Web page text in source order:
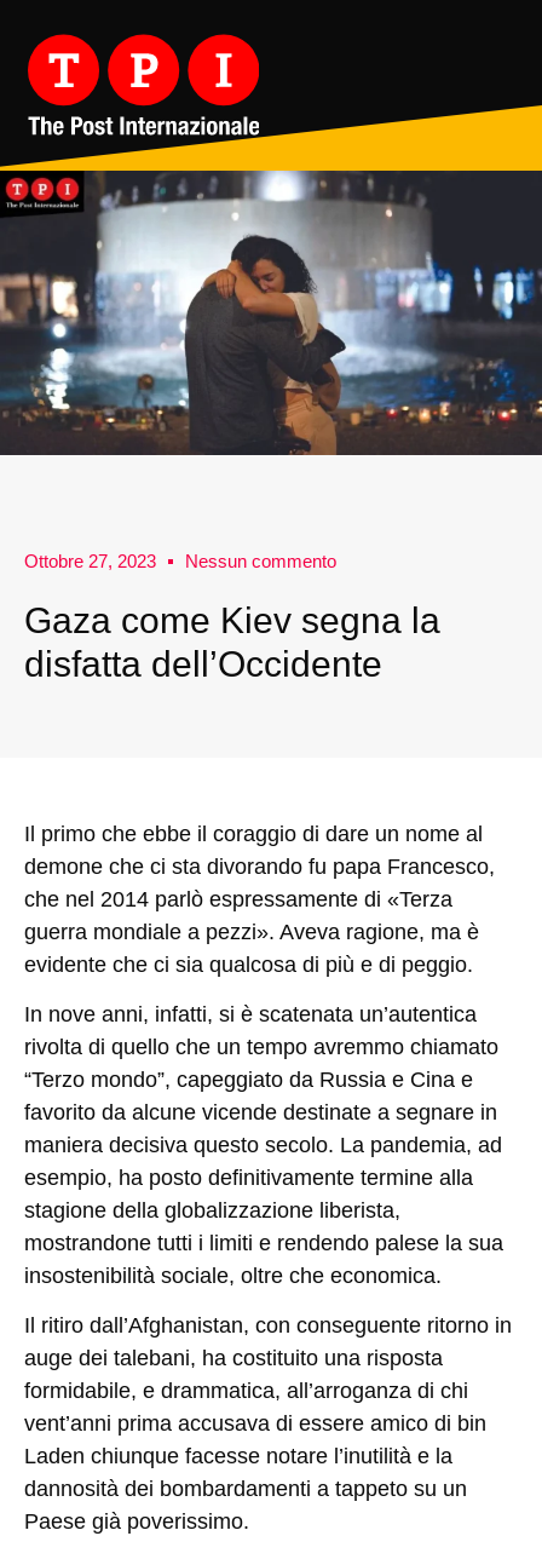
Ottobre 27, 2023 Nessun commento
Gaza come Kiev segna la
disfatta dell’Occidente
Il primo che ebbe il coraggio di dare un nome al
demone che ci sta divorando fu papa Francesco,
che nel 2014 parlò espressamente di «Terza
guerra mondiale a pezzi». Aveva ragione, ma è
evidente che ci sia qualcosa di più e di peggio.
In nove anni, infatti, si è scatenata un’autentica
rivolta di quello che un tempo avremmo chiamato
“Terzo mondo”, capeggiato da Russia e Cina e
favorito da alcune vicende destinate a segnare in
maniera decisiva questo secolo. La pandemia, ad
esempio, ha posto definitivamente termine alla
stagione della globalizzazione liberista,
mostrandone tutti i limiti e rendendo palese la sua
insostenibilità sociale, oltre che economica.
Il ritiro dall’Afghanistan, con conseguente ritorno in
auge dei talebani, ha costituito una risposta
formidabile, e drammatica, all’arroganza di chi
vent’anni prima accusava di essere amico di bin
Laden chiunque facesse notare l’inutilità e la
dannosità dei bombardamenti a tappeto su un
Paese già poverissimo.